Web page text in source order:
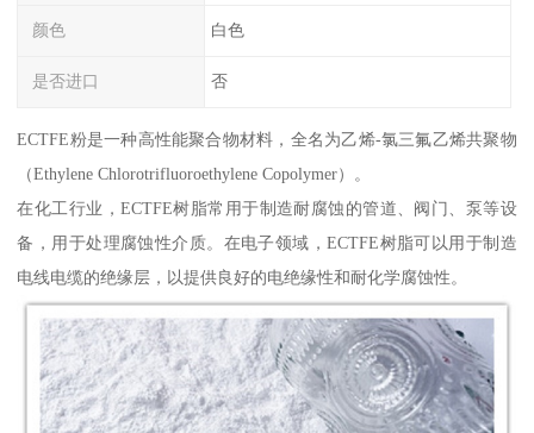
颜色 白色
是否进口 否
ECTFE粉是一种高性能聚合物材料，全名为乙烯-氯三氟乙烯共聚物
（Ethylene Chlorotrifluoroethylene Copolymer）。
在化工行业，ECTFE树脂常用于制造耐腐蚀的管道、阀门、泵等设
备，用于处理腐蚀性介质。在电子领域，ECTFE树脂可以用于制造
电线电缆的绝缘层，以提供良好的电绝缘性和耐化学腐蚀性。